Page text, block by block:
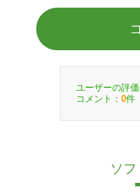
ユーザーの評
コメント： 0件
ソフ